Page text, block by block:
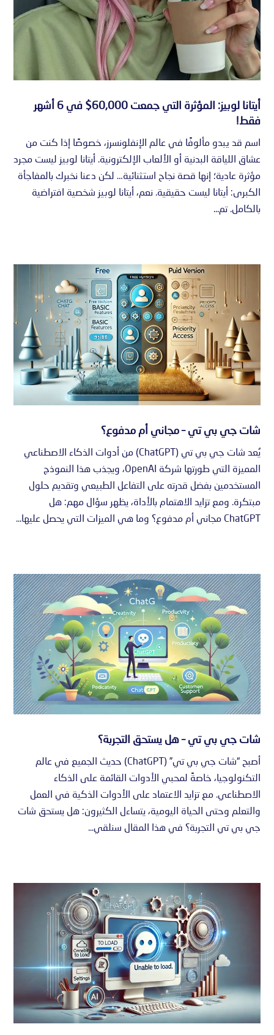
أيتانا لوبيز: المؤثرة التي جمعت 60,000$ في 6 أشهر
فقط!
اسم قد يبدو مألوفًا في عالم الإنفلونسرز، خصوصًا إذا كنت من
عشاق اللياقة البدنية أو الألعاب الإلكترونية. أيتانا لوبيز ليست مجرد
مؤثرة عادية؛ إنها قصة نجاح استثنائية… لكن دعنا نخبرك بالمفاجأة
الكبرى: أيتانا ليست حقيقية. نعم، أيتانا لوبيز شخصية افتراضية
بالكامل. تم...
شات جي بي تي – مجاني أم مدفوع؟
يُعد شات جي بي تي (ChatGPT) من أدوات الذكاء الاصطناعي
المميزة التي طورتها شركة OpenAI، ويجذب هذا النموذج
المستخدمين بفضل قدرته على التفاعل الطبيعي وتقديم حلول
مبتكرة. ومع تزايد الاهتمام بالأداة، يظهر سؤال مهم: هل
ChatGPT مجاني أم مدفوع؟ وما هي الميزات التي يحصل عليها...
شات جي بي تي – هل يستحق التجربة؟
أصبح “شات جي بي تي” (ChatGPT) حديث الجميع في عالم
التكنولوجيا، خاصةً لمحبي الأدوات القائمة على الذكاء
الاصطناعي. مع تزايد الاعتماد على الأدوات الذكية في العمل
والتعلم وحتى الحياة اليومية، يتساءل الكثيرون: هل يستحق شات
جي بي تي التجربة؟ في هذا المقال سنلقي...